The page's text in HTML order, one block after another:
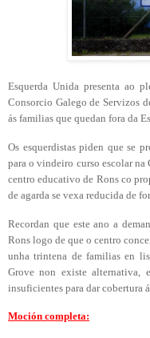
Esquerda Unida presenta ao
Consorcio Galego de Servizos
ás familias que quedan fora da
Os esquerdistas piden que se
para o vindeiro curso escolar
centro educativo de Rons co
de agarda se vexa reducida de
Recordan que este ano a
Rons logo de que o centro
unha trintena de familias en
Grove non existe alternativa,
insuficientes para dar cobertura
Moción completa: